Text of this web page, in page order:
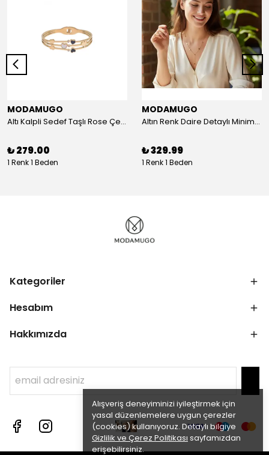
Alışveriş deneyiminizi iyileştirmek için
yasal düzenlemelere uygun çerezler
(cookies) kullanıyoruz. Detaylı bilgiye
Gizlilik ve Çerez Politikası sayfamızdan
erişebilirsiniz.
MODAMUGO
Altı Kalpli Sedef Taşlı Rose Çelik Kelepçe Bileklik
₺ 279.00
1 Renk 1 Beden
MODAMUGO
Altın Renk Daire Detaylı Minimal Y Çelik Kolye
₺ 329.99
1 Renk 1 Beden
Kategoriler
Hesabım
Hakkımızda